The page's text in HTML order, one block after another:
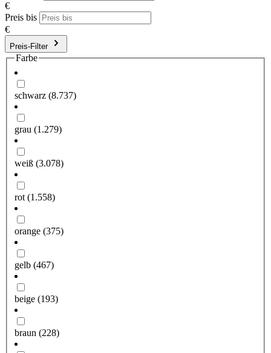
€
Preis bis
€
Preis-Filter
Farbe
schwarz (8.737)
grau (1.279)
weiß (3.078)
rot (1.558)
orange (375)
gelb (467)
beige (193)
braun (228)